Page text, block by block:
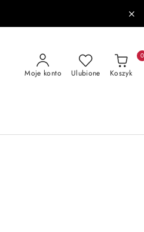
Moje konto Ulubione Koszyk
0